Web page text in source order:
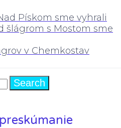
Pískom sme vyhrali
šlágrom s Mostom sme
v Chemkostav
Search